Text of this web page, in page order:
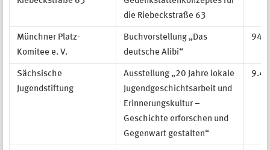
die Riebeckstraße 63
Münchner Platz-
Komitee e. V.
Buchvorstellung „Das
deutsche Alibi“
Sächsische
Jugendstiftung
Ausstellung „20 Jahre lokale
Jugendgeschichtsarbeit und
Erinnerungskultur –
Geschichte erforschen und
Gegenwart gestalten“